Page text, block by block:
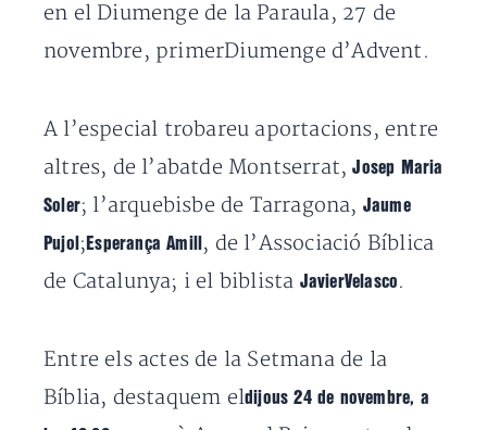
en el Diumenge de la Paraula, 27 de
novembre, primerDiumenge d’Advent.
A l’especial trobareu aportacions, entre
altres, de l’abatde Montserrat,Josep Maria
Soler; l’arquebisbe de Tarragona, Jaume
Pujol ;Esperança Amill
, de l’Associació Bíblica
de Catalunya; i el biblista JavierVelasco .
Entre els actes de la Setmana de la
Bíblia, destaquem eldijous 24 de novembre, a